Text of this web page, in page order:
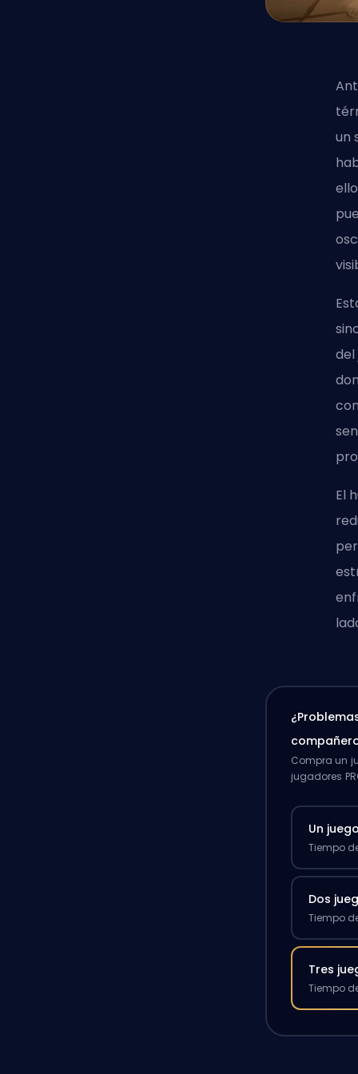
un
El
Compra un
jugadores
Un
Tiempo
Dos
Tiempo
Tres
Tiempo